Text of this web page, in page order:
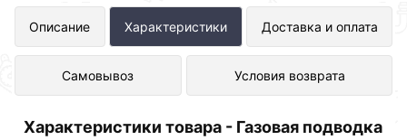
Описание Характеристики Доставка и оплата
Самовывоз Условия возврата
Газовaя подводка сильфонная 3/4*
60см. Г.Ш. СПГ представлен в
интернет-магазине Сантехника по
Характеристики товара - Газовaя подводка